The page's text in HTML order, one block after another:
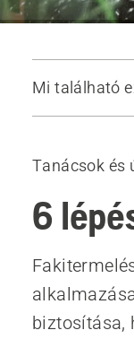
Mi található
1.
3. Fatörzs
4. Vágási
5.
6. Válassza
Ajánlott
Tanácsok és
6
biztosítása,